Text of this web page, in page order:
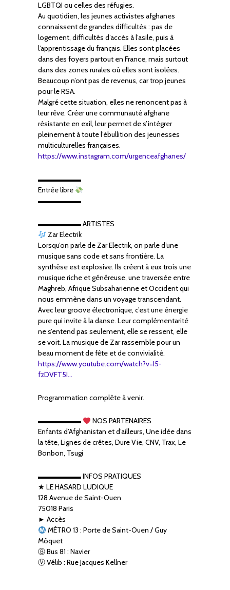
LGBTQI ou celles des réfugies.
Au quotidien, les jeunes activistes afghanes
connaissent de grandes difficultés : pas de
logement, difficultés d’accès à l’asile, puis à
l’apprentissage du français. Elles sont placées
dans des foyers partout en France, mais surtout
dans des zones rurales où elles sont isolées.
Beaucoup n’ont pas de revenus, car trop jeunes
pour le RSA.
Malgré cette situation, elles ne renoncent pas à
leur rêve. Créer une communauté afghane
résistante en exil, leur permet de s’intégrer
pleinement à toute l’ébullition des jeunesses
multiculturelles françaises.
https://www.instagram.com/urgenceafghanes/
▬▬▬▬▬▬
Entrée libre
▬▬▬▬▬▬
▬▬▬▬▬▬ ARTISTES
Zar Electrik
Lorsqu’on parle de Zar Electrik, on parle d’une
musique sans code et sans frontière. La
synthèse est explosive. Ils créent à eux trois une
musique riche et généreuse, une traversée entre
Maghreb, Afrique Subsaharienne et Occident qui
nous emmène dans un voyage transcendant.
Avec leur groove électronique, c’est une énergie
pure qui invite à la danse. Leur complémentarité
ne s’entend pas seulement, elle se ressent, elle
se voit. La musique de Zar rassemble pour un
beau moment de fête et de convivialité.
https://www.youtube.com/watch?v=I5-
fzDVFT5I…
Programmation complète à venir.
▬▬▬▬▬▬
NOS PARTENAIRES
Enfants d’Afghanistan et d’ailleurs, Une idée dans
la tête, Lignes de crêtes, Dure Vie, CNV, Trax, Le
Bonbon, Tsugi
▬▬▬▬▬▬ INFOS PRATIQUES
★ LE HASARD LUDIQUE
128 Avenue de Saint-Ouen
75018 Paris
► Accès
MÉTRO 13 : Porte de Saint-Ouen / Guy
Môquet
Ⓑ Bus 81 : Navier
Ⓥ Vélib : Rue Jacques Kellner